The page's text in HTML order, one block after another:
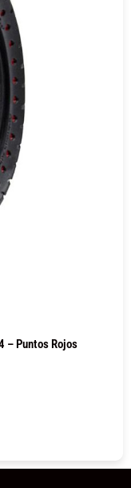
– Puntos Rojos